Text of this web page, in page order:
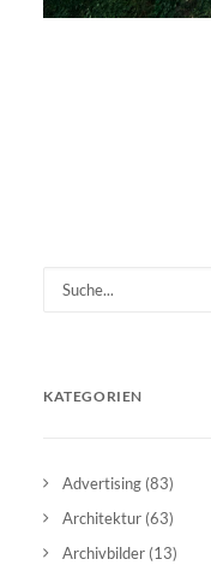
KATEGORIEN
Advertising (83)
Architektur (63)
Archivbilder (13)